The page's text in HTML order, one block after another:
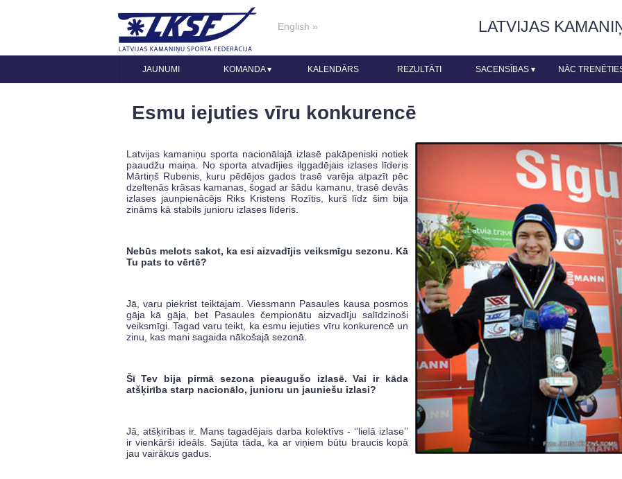
English » LATVIJAS
JAUNUMI KOMANDA▾ KALENDĀRS REZULTĀTI SACENSĪBAS ▾ NĀC
Esmu iejuties vīru konkurencē
Latvijas kamaniņu sporta nacionālajā izlasē pakāpeniski notiek
paaudžu maiņa. No sporta atvadījies ilggadējais izlases līderis
Mārtiņš Rubenis, kuru pēdējos gados trasē varēja atpazīt pēc
dzeltenās krāsas kamanas, šogad ar šādu kamanu, trasē devās
izlases jaunpienācējs Riks Kristens Rozītis, kurš līdz šim bija
zināms kā stabils junioru izlases līderis.
Nebūs melots sakot, ka esi aizvadījis veiksmīgu sezonu. Kā
Tu pats to vērtē?
Jā, varu piekrist teiktajam. Viessmann Pasaules kausa posmos
gāja kā gāja, bet Pasaules čempionātu aizvadīju salīdzinoši
veiksmīgi. Tagad varu teikt, ka esmu iejuties vīru konkurencē un
zinu, kas mani sagaida nākošajā sezonā.
Šī Tev bija pirmā sezona pieaugušo izlasē. Vai ir kāda
atšķirība starp nacionālo, junioru un jauniešu izlasi?
Jā, atšķirības ir. Mans tagadējais darba kolektīvs - ‘’lielā izlase’’
ir vienkārši ideāls. Sajūta tāda, ka ar viņiem būtu braucis kopā
jau vairākus gadus.